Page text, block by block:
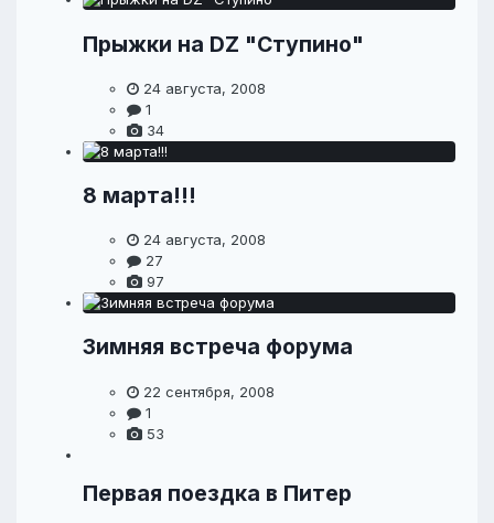
Прыжки на DZ "Ступино"
24 августа, 2008
1
34
8 марта!!!
24 августа, 2008
27
97
Зимняя встреча форума
22 сентября, 2008
1
53
Первая поездка в Питер